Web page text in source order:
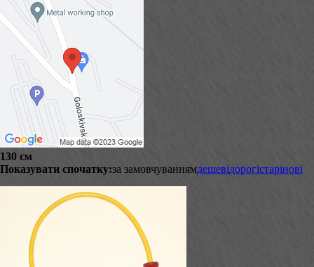
130 см
Показувати спочатку:за замовчуваннямдешевідорогістарінові